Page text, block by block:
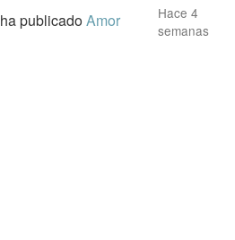
ha publicadoAmor
Hace 4
semanas